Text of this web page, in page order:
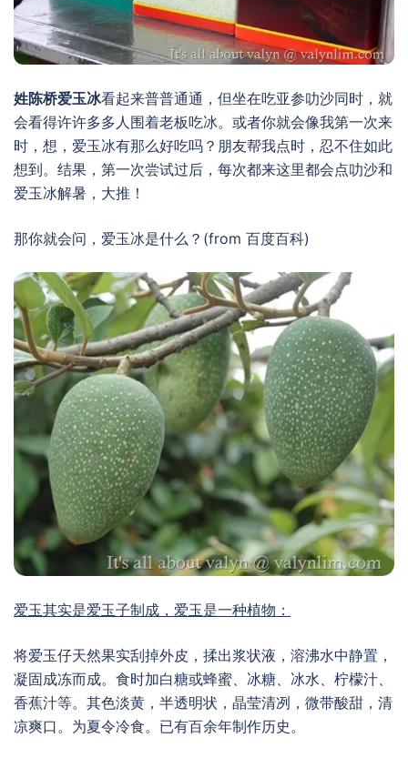
姓陈桥爱玉冰看起来普普通通，但坐在吃亚参叻沙同时，就
会看得许许多多人围着老板吃冰。或者你就会像我第一次来
时，想，爱玉冰有那么好吃吗？朋友帮我点时，忍不住如此
想到。结果，第一次尝试过后，每次都来这里都会点叻沙和
爱玉冰解暑，大推！
那你就会问，爱玉冰是什么？(from 百度百科)
爱玉其实是爱玉子制成，爱玉是一种植物：
将爱玉仔天然果实刮掉外皮，揉出浆状液，溶沸水中静置，
凝固成冻而成。食时加白糖或蜂蜜、冰糖、冰水、柠檬汁、
香蕉汁等。其色淡黄，半透明状，晶莹清冽，微带酸甜，清
凉爽口。为夏令冷食。已有百余年制作历史。